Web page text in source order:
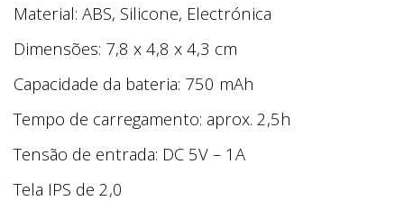
Material: ABS, Silicone, Electrónica
Dimensões: 7,8 x 4,8 x 4,3 cm
Capacidade da bateria: 750 mAh
Tempo de carregamento: aprox. 2,5h
Tensão de entrada: DC 5V – 1A
Tela IPS de 2,0